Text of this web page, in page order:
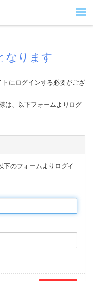
なります
にログインする必要がござ
は、以下フォームよりログ
下のフォームよりログイ